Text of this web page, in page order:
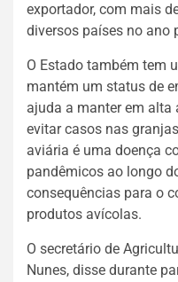
exportador, com mais
diversos países no ano
O Estado também tem
mantém um status de
ajuda a manter em
evitar casos nas
aviária é uma doença
pandêmicos ao longo
consequências para o
produtos avícolas.
O secretário de
Nunes, disse durante